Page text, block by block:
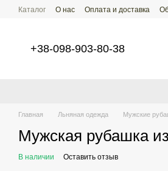
Перейти к основному контенту
Каталог О нас Оплата и доставка
+38-098-903-80-38
Главная Льняная одежда Мужские
Мужская рубашка
В наличии Оставить отзыв